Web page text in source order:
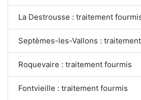
La Destrousse : traitement
Septèmes-les-Vallons :
Roquevaire : traitement fourmis
Fontvieille : traitement fourmis